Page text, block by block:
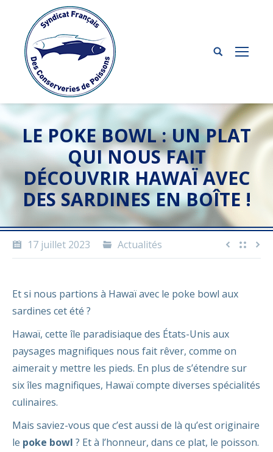
LE POKE BOWL : UN PLAT
QUI NOUS FAIT
DÉCOUVRIR HAWAÏ AVEC
DES SARDINES EN BOÎTE !
17 juillet 2023 Actualités
Et si nous partions à Hawaï avec le poke bowl aux
sardines cet été ?
Hawaï, cette île paradisiaque des États-Unis aux
paysages magnifiques nous fait rêver, comme on
aimerait y mettre les pieds. En plus de s’étendre sur
six îles magnifiques, Hawaï compte diverses spécialités
culinaires.
Mais saviez-vous que c’est aussi de là qu’est originaire
le poke bowl ? Et à l’honneur, dans ce plat, le poisson.